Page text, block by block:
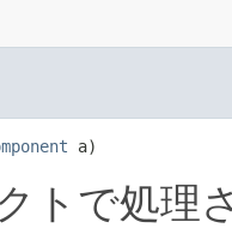
a)
トで処理